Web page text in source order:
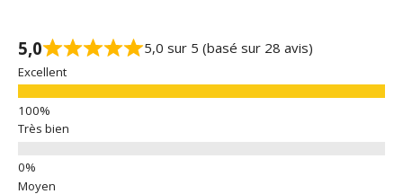
5,0 5,0 sur 5 (basé sur 28 avis)
Excellent
Très bien
Moyen